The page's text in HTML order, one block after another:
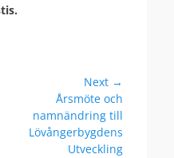
Next →
Årsmöte och
namnändring till
Lövångerbygdens
Utveckling